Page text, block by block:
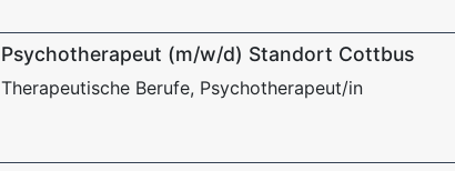
Psychotherapeut (m/w/d) Standort Cottbus
Therapeutische Berufe, Psychotherapeut/in